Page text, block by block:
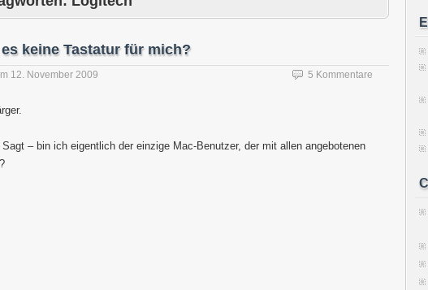
keine Tastatur für mich?
12. November 2009 5 Kommentare
– bin ich eigentlich der einzige Mac-Benutzer, der mit allen angebotenen